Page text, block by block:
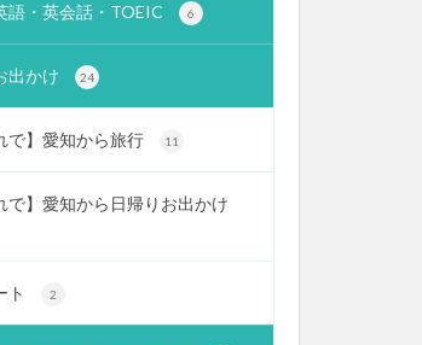
語・英会話・TOEIC 6
出かけ 24
で】愛知から旅行 11
で】愛知から日帰りお出かけ
ト 2